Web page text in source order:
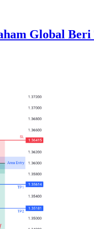
Global Beri